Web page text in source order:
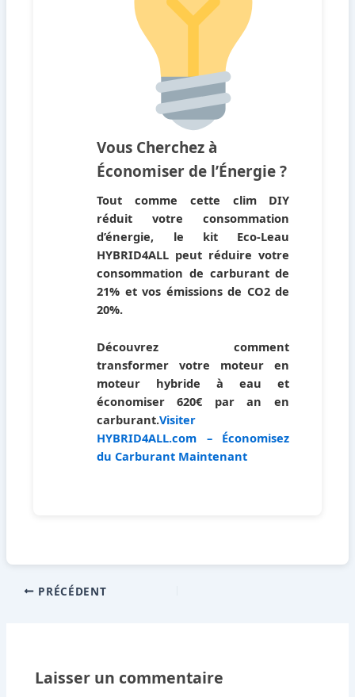
Vous Cherchez à
Économiser de l’Énergie ?
Tout comme cette clim DIY
réduit votre consommation
d’énergie, le kit Eco-Leau
HYBRID4ALL peut réduire votre
consommation de carburant de
21% et vos émissions de CO2 de
20%.
Découvrez comment
transformer votre moteur en
moteur hybride à eau et
économiser620€ par an en
carburant.Visiter
HYBRID4ALL.com – Économisez
du Carburant Maintenant
PRÉCÉDENT
Laisser un commentaire